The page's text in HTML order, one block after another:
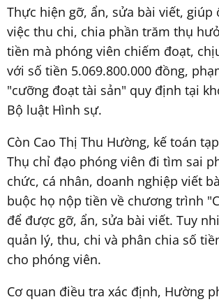
Thực hiện gỡ, ẩn, sửa bài viết, giúp
việc thu chi, chia phần trăm thụ
tiền mà phóng viên chiếm đoạt,
với số tiền 5.069.800.000 đồng,
"cưỡng đoạt tài sản" quy định tại
Bộ luật Hình sự.
Còn Cao Thị Thu Hường, kế toán
Thụ chỉ đạo phóng viên đi tìm sai
chức, cá nhân, doanh nghiệp viết
buộc họ nộp tiền về chương trình
để được gỡ, ẩn, sửa bài viết. Tuy
quản lý, thu, chi và phân chia số
cho phóng viên.
Cơ quan điều tra xác định, Hường